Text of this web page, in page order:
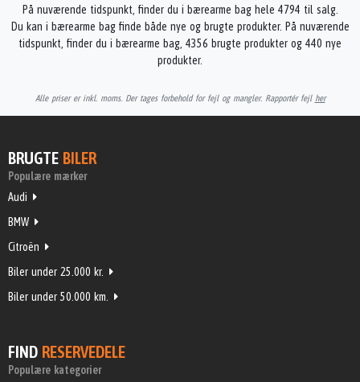
På nuværende tidspunkt, finder du i bærearme bag hele 4794 til salg.
Du kan i bærearme bag finde både nye og brugte produkter. På nuværende
tidspunkt, finder du i bærearme bag, 4356 brugte produkter og 440 nye
produkter.
Alle priser er inkl. moms. Der tages forbehold for fejl og mangler. Rapportér fejl her
BRUGTE BILER
Populære mærker
Audi
BMW
Citroën
Biler under 25.000 kr.
Biler under 50.000 km.
FIND RESERVEDELE
Populære kategorier